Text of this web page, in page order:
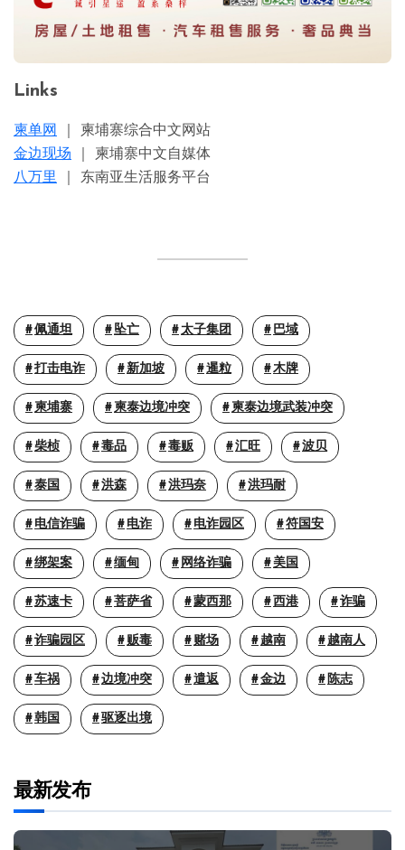
Links
柬单网
｜ 柬埔寨综合中文网站
金边现场 ｜ 柬埔寨中文自媒体
八万里
｜ 东南亚生活服务平台
佩通坦 坠亡 太子集团 巴域
打击电诈 新加坡 暹粒 木牌
柬埔寨 柬泰边境冲突 柬泰边境武装冲突
柴桢 毒品 毒贩 汇旺 波贝
泰国 洪森 洪玛奈 洪玛耐
电信诈骗 电诈 电诈园区 符国安
绑架案 缅甸 网络诈骗 美国
苏速卡 菩萨省 蒙西那 西港 诈骗
诈骗园区 贩毒 赌场 越南 越南人
车祸 边境冲突 遣返 金边 陈志
韩国 驱逐出境
最新发布